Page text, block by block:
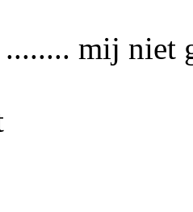
........ mij niet